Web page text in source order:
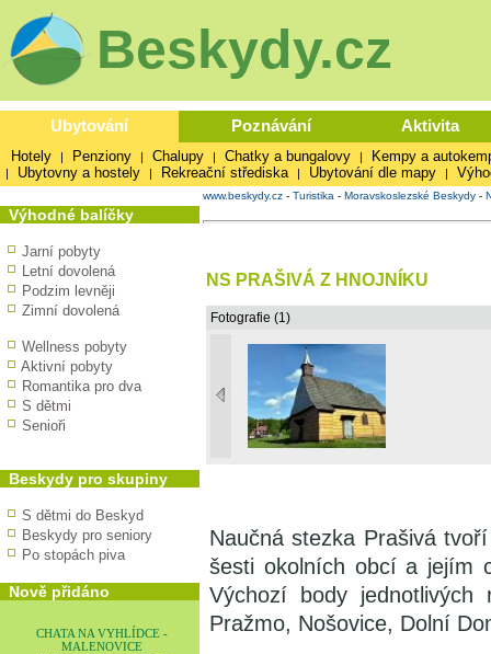
Beskydy.cz
Ubytování Poznávání Aktivita
Hotely | Penziony | Chalupy | Chatky a bungalovy | Kempy a
| Ubytovny a hostely | Rekreační střediska | Ubytování dle mapy |
Výhodné balíčky
Jarní pobyty
Letní dovolená
Podzim levněji
Zimní dovolená
Wellness pobyty
Aktivní pobyty
Romantika pro dva
S dětmi
Senioři
Beskydy pro skupiny
S dětmi do Beskyd
Beskydy pro seniory
Po stopách piva
Nově přidáno
CHATA NA VYHLÍDCE -
MALENOVICE
www.beskydy.cz - Turistika - Moravskoslezské Beskydy -
NS PRAŠIVÁ Z HNOJNÍKU
Fotografie (1)
Naučná stezka Prašivá
šesti okolních obcí a jejím
Výchozí body
Pražmo, Nošovice, Dolní